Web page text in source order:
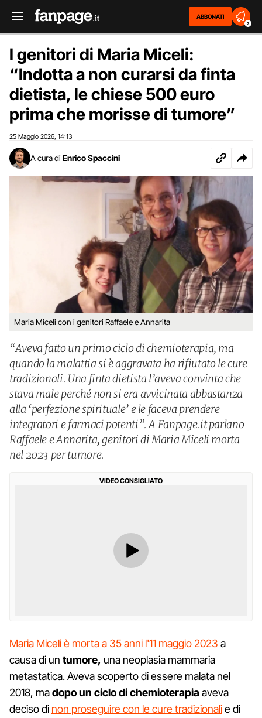
ABBONATI
2
I genitori di Maria Miceli:
“Indotta a non curarsi da finta
dietista, le chiese 500 euro
prima che morisse di tumore”
25 Maggio 2026 14:13
A cura di Enrico Spaccini
Maria Miceli con i genitori Raffaele e Annarita
“Aveva fatto un primo ciclo di chemioterapia, ma
quando la malattia si è aggravata ha rifiutato le cure
tradizionali. Una finta dietista l’aveva convinta che
stava male perché non si era avvicinata abbastanza
alla ‘perfezione spirituale’ e le faceva prendere
integratori e farmaci potenti”. A Fanpage.it parlano
Raffaele e Annarita, genitori di Maria Miceli morta
nel 2023 per tumore.
VIDEO CONSIGLIATO
Maria Miceli è morta a 35 anni l'11 maggio 2023 a
causa di un tumore, una neoplasia mammaria
metastatica. Aveva scoperto di essere malata nel
2018, madopo un ciclo di chemioterapiaaveva
deciso di non proseguire con le cure tradizionalie di